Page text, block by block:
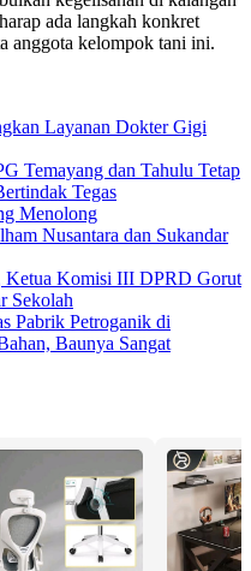
ada langkah konkret
anggota kelompok tani ini.
Layanan Dokter Gigi
Temayang dan Tahulu Tetap
Tegas
Menolong
Nusantara dan Sukandar
Ketua Komisi III DPRD Gorut
Sekolah
Pabrik Petroganik di
Baunya Sangat